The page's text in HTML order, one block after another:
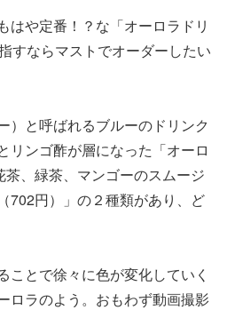
はや定番！？な「オーロラドリ
すならマストでオーダーしたい
）と呼ばれるブルーのドリンク
リンゴ酢が層になった「オーロ
、緑茶、マンゴーのスムージ
702円）」の２種類があり、ど
ことで徐々に色が変化していく
ロラのよう。おもわず動画撮影